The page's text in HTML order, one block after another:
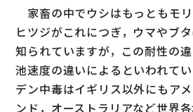
家畜の中でウシはもっともモリ
ヒツジがこれにつぎ，ウマやブ
知られていますが，この耐性の
池速度の違いによるといわれて
デン中毒はイギリス以外にもア
ンド，オーストラリアなど世界各